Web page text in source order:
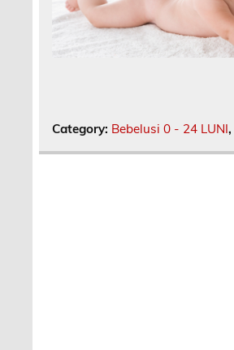
Category: Bebelusi 0 - 24 LUNI,